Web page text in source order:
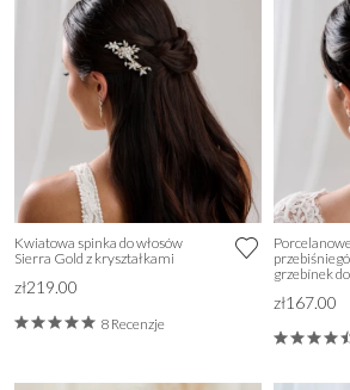
Kwiatowa spinka do włosów
Sierra Gold z kryształkami
zł219.00
8 Recenzje
grzebínek
zł167.00